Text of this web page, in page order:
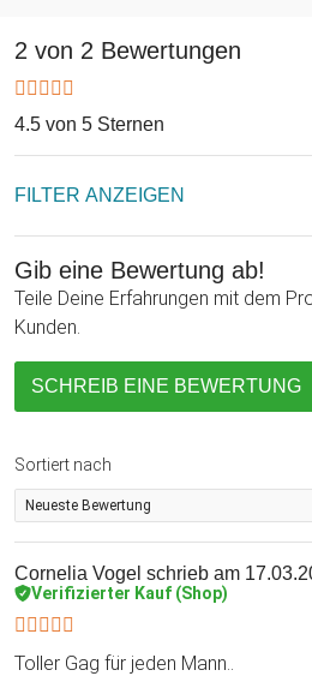
schöne Haptik und ein
Und dank seiner symbolischen
Klangherz auch Zuneigung aus.
Freundin, Deine Mama oder die
2 von 2 Bewertungen
4.5 von 5 Sternen
FILTER ANZEIGEN
Gib eine Bewertung ab!
Teile Deine Erfahrungen mit dem
Kunden.
SCHREIB EINE BEWERTUNG
Sortiert nach
Cornelia Vogel schrieb am
Verifizierter Kauf (Shop)
Toller Gag für jeden Mann..